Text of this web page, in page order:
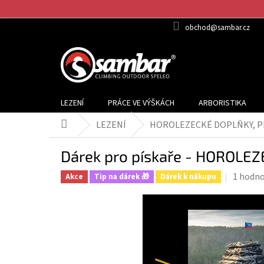
na
obchod@sambar.cz
LEZENÍ PRÁCE VE VÝŠKÁCH ARBORISTIKA
Domů LEZENÍ HOROLEZECKÉ DOPLŇKY,
Dárek pro pískaře -
Akce Tip na dárek 🎁 Dárek k nákupu
je
5,0
z
5
1